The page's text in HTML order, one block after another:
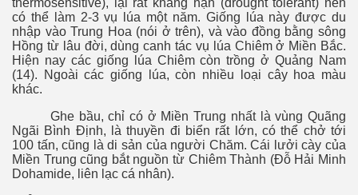
thermosensitive), lại rất kháng hạn (drought tolerant) nên
có thể làm 2-3 vụ lúa một năm. Giống lúa này được du
nhập vào Trung Hoa (nói ở trên), và vào đồng bằng sông
Hồng từ lâu đời, dùng canh tác vụ lúa Chiêm ở Miền Bắc.
Hiện nay các giống lúa Chiêm còn trồng ở Quảng Nam
(14). Ngoài các giống lúa, còn nhiều loại cây hoa màu
khác.
Ghe bầu, chỉ có ở Miền Trung nhất là vùng Quãng
Ngãi Bình Định, là thuyền đi biển rất lớn, có thể chở tới
100 tấn, cũng là di sản của người Chăm. Cái lưởi cày của
Miền Trung cũng bắt nguồn từ Chiêm Thành (Đỗ Hải Minh
Dohamide, liên lạc cá nhân).